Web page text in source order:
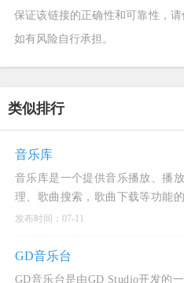
保证该链接的正确性和可靠性，
如有风险自行承担。
类似排行
音乐库
音乐库是一个提供音乐播放、播
理、歌曲搜索，歌曲下载等功能的
发布时间：07-11
GD音乐台
GD音乐台是由GD Studio开发的